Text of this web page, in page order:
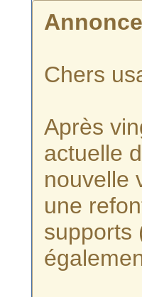
Annonce
Chers
Après
actuelle
nouvelle
une
supports